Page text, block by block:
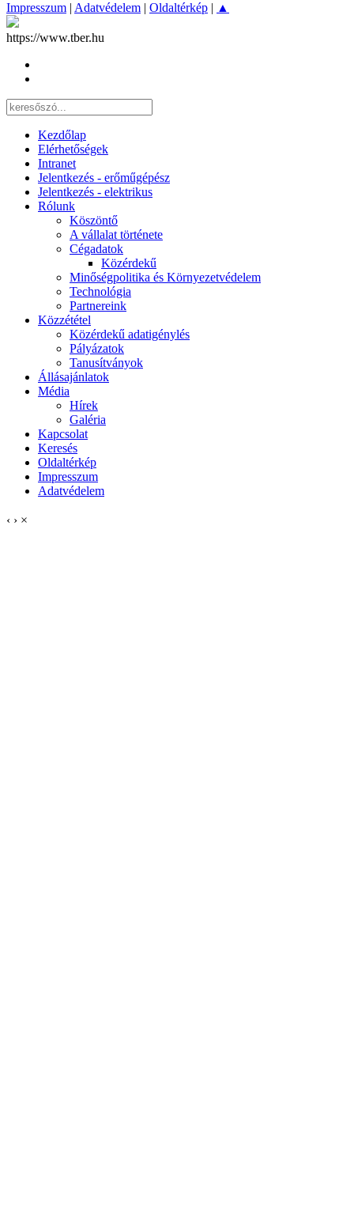
Impresszum | Adatvédelem | Oldaltérkép | ▲
https://www.tber.hu
Kezdőlap
Elérhetőségek
Intranet
Jelentkezés - erőműgépész
Jelentkezés - elektrikus
Rólunk
Köszöntő
A vállalat története
Cégadatok
Közérdekű
Minőségpolitika és Környezetvédelem
Technológia
Partnereink
Közzététel
Közérdekű adatigénylés
Pályázatok
Tanusítványok
Állásajánlatok
Média
Hírek
Galéria
Kapcsolat
Keresés
Oldaltérkép
Impresszum
Adatvédelem
‹ › ×